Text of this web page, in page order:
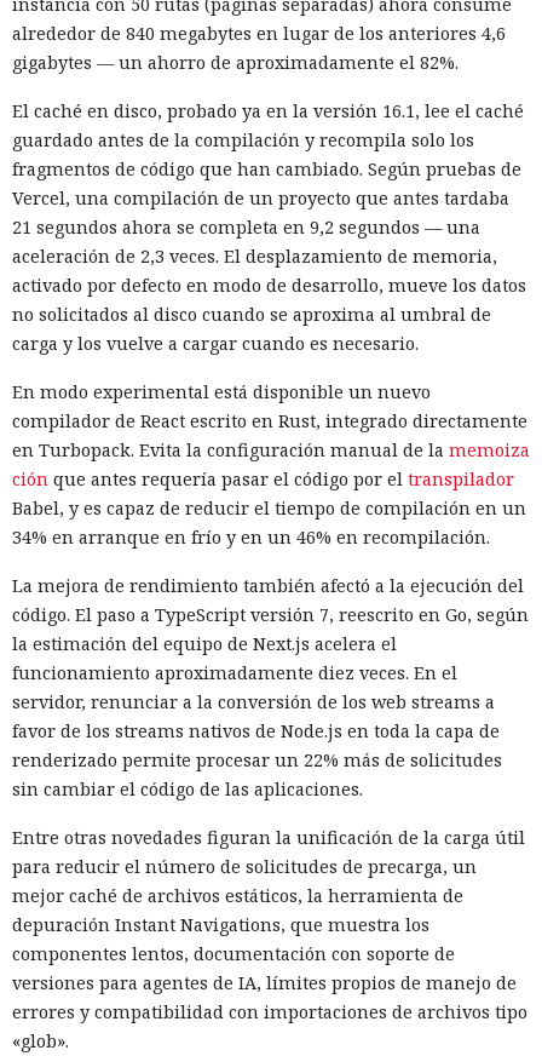
alrededor de 840 megabytes en lugar de los anteriores 4,6
gigabytes — un ahorro de aproximadamente el 82%.
El caché en disco, probado ya en la versión 16.1, lee el caché
guardado antes de la compilación y recompila solo los
fragmentos de código que han cambiado. Según pruebas de
Vercel, una compilación de un proyecto que antes tardaba
21 segundos ahora se completa en 9,2 segundos — una
aceleración de 2,3 veces. El desplazamiento de memoria,
activado por defecto en modo de desarrollo, mueve los datos
no solicitados al disco cuando se aproxima al umbral de
carga y los vuelve a cargar cuando es necesario.
En modo experimental está disponible un nuevo
compilador de React escrito en Rust, integrado directamente
en Turbopack. Evita la configuración manual de la memoiza
ción que antes requería pasar el código por el transpilador
Babel, y es capaz de reducir el tiempo de compilación en un
34% en arranque en frío y en un 46% en recompilación.
La mejora de rendimiento también afectó a la ejecución del
código. El paso a TypeScript versión 7, reescrito en Go, según
la estimación del equipo de Next.js acelera el
funcionamiento aproximadamente diez veces. En el
servidor, renunciar a la conversión de los web streams a
favor de los streams nativos de Node.js en toda la capa de
renderizado permite procesar un 22% más de solicitudes
sin cambiar el código de las aplicaciones.
Entre otras novedades figuran la unificación de la carga útil
para reducir el número de solicitudes de precarga, un
mejor caché de archivos estáticos, la herramienta de
depuración Instant Navigations, que muestra los
componentes lentos, documentación con soporte de
versiones para agentes de IA, límites propios de manejo de
errores y compatibilidad con importaciones de archivos tipo
«glob».